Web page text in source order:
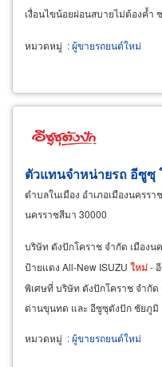
เงื่อนไขน้อยผ่อนสบาย
หมวดหมู่ :ผู้ขายรถยนต์ใหม่
ตัวแทนจำหน่ายรถ อีซูซุ
ตำบลในเมือง อำเภอเมืองนครร
นครราชสีมา 30000
บริษัท ตังปักโคราช จำกัด เมืองน
ป้ายแดง All-New ISUZU ใหม่-
พิเศษที่ บริษัท ตังปักโคราช จำกั
ด่านขุนทด และ อีซูซุตังปัก ชัยภูมิ
หมวดหมู่ :ผู้ขายรถยนต์ใหม่